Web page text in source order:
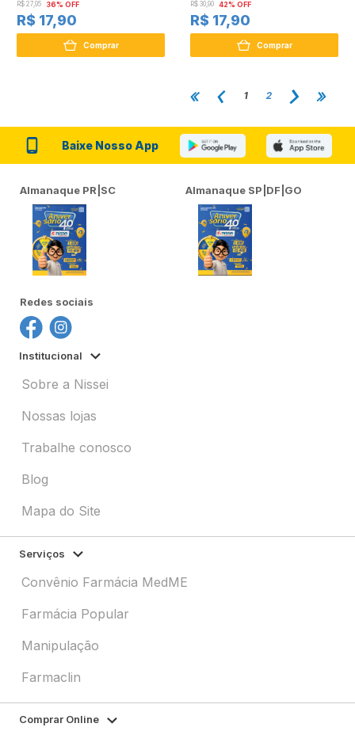
R$ 27,95 36% OFF
R$ 17,90
Comprar
R$ 30,90 42% OFF
R$ 17,90
Comprar
1 2
Baixe Nosso App
Almanaque PR|SC Almanaque SP|DF|GO
Redes sociais
Institucional
Sobre a Nissei
Nossas lojas
Trabalhe conosco
Blog
Mapa do Site
Serviços
Convênio Farmácia MedME
Farmácia Popular
Manipulação
Farmaclin
Comprar Online